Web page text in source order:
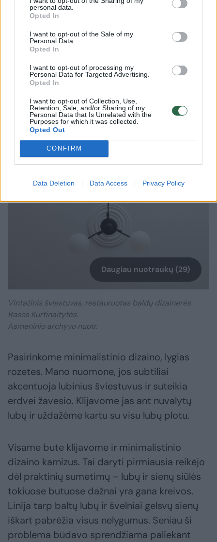
personal data.
Opted In
I want to opt-out of the Sale of my
Personal Data.
Opted In
I want to opt-out of processing my
Personal Data for Targeted Advertising.
Opted In
I want to opt-out of Collection, Use,
Retention, Sale, and/or Sharing of my
Personal Data that Is Unrelated with the
Purposes for which it was collected.
Opted Out
CONFIRM
Data Deletion Data Access Privacy Policy
bute.
Kai pasiūliau ant lubų klijuoti rozetes, artimieji
atrodė sutrikę. Taip, pirma kylanti mintis ne
vienam yra „kičas“. Nors naujos statybos
name ar bute su tokiu dekoru būčiau labai
atsargi, senesnis būstas iš dalies yra
atlaidesnis tokiems tradiciniams dekorams
kaip lubų rozetės.
Daugiau nuotraukų (29)
Vintažinis šviestuvas, restauruotas baldų dizainerės
Rasos Kurtinaitytės.
Asmeninio archyvo nuotr.
Pasirinkome minimalistinio dizaino, lygias
rozetes. Mano nuomone, jos subtiliai
akcentuoja lubinius šviestuvus ir suteikia
erdvei žavesio. Klijavome jas ant nuvalytų
lubų ir uždažėme kartu su visu lubų plotu.
Visame bute klijavome ir minimalistinio
dizaino karnizus. Tai daryti pirmiausia reikėjo
dėl praktinių sumetimų – lubų ir sienų siūlės
tokiuose butuose dažnai yra gana kreivos.
Linija tarp baltų lubų ir švelniai gelsvų sienų
iškart pabrėžia visus nelygumus. Seniau ši
problema būdavo sprendžiama paliekant